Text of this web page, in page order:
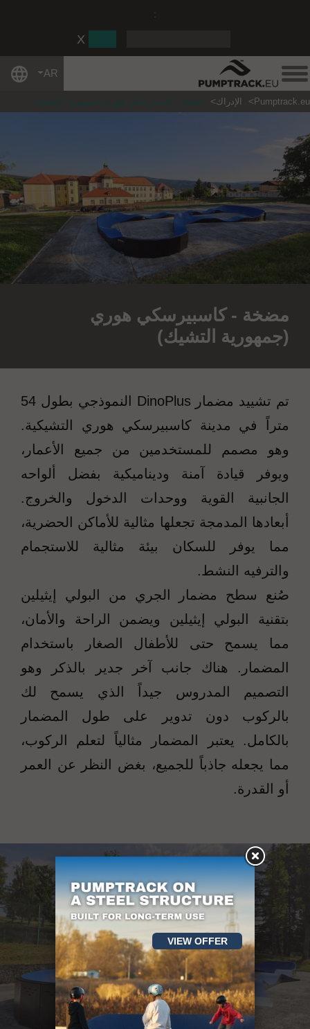
AR
Pumptrack.eu الإدراك مضخة - كاسبيرسكي هوري (جمهورية التشيك)
مضخة - كاسبيرسكي هوري
(جمهورية التشيك)
تم تشييد مضمار DinoPlus النموذجي بطول 54
متراً في مدينة كاسبيرسكي هوري التشيكية.
وهو مصمم للمستخدمين من جميع الأعمار،
ويوفر قيادة آمنة وديناميكية بفضل ألواحه
الجانبية القوية ووحدات الدخول والخروج.
أبعادها المدمجة تجعلها مثالية للأماكن الحضرية،
مما يوفر للسكان بيئة مثالية للاستجمام
والترفيه النشط.
صُنع سطح مضمار الجري من البولي إيثيلين
بتقنية البولي إيثيلين ويضمن الراحة والأمان،
مما يسمح حتى للأطفال الصغار باستخدام
المضمار. هناك جانب آخر جدير بالذكر وهو
التصميم المدروس جيداً الذي يسمح لك
بالركوب دون تدوير على طول المضمار
بالكامل. يعتبر المضمار مثالياً لتعلم الركوب،
مما يجعله جاذباً للجميع، بغض النظر عن العمر
أو القدرة.
VIEW OFFER